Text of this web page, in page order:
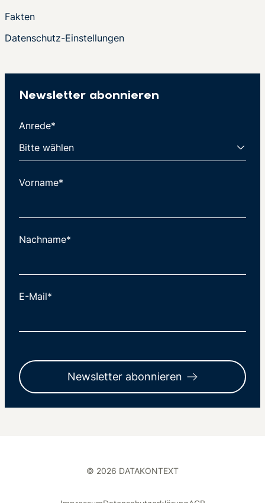
Fakten
Datenschutz-Einstellungen
Newsletter abonnieren
Anrede*
Vorname*
Nachname*
E-Mail*
Newsletter abonnieren
© 2026 DATAKONTEXT